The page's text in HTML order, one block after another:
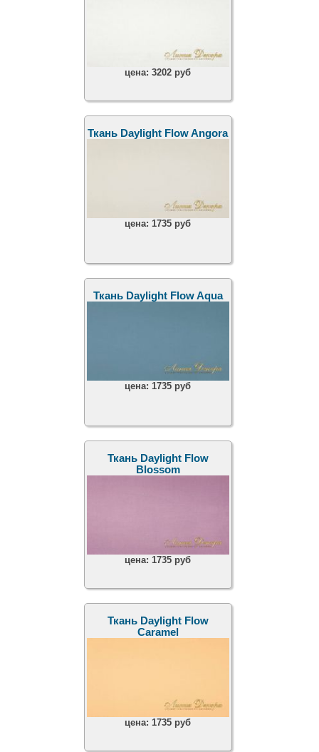
цена:3202 руб
Ткань Daylight Flow Angora
цена:1735 руб
Ткань Daylight Flow Aqua
цена:1735 руб
Ткань Daylight Flow
Blossom
цена:1735 руб
Ткань Daylight Flow
Caramel
цена:1735 руб